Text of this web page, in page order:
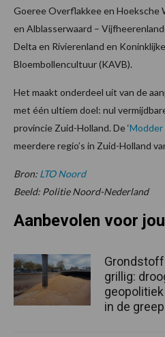
Goeree Overflakkee en Hoeksche
en Alblasserwaard –
Delta en Rivierenland en
Bloembollencultuur (KAVB).
Het maakt onderdeel uit van de
met één ultiem doel: nul
provincie Zuid-Holland. De ‘Modder
meerdere regio’s in Zuid-Holland
Bron: LTO Noord
Beeld: Politie Noord-Nederland
Aanbevolen voor
grillig:
geopolitiek
in de greep